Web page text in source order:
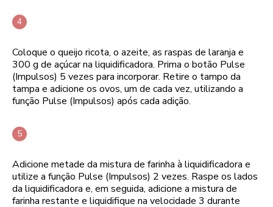
Coloque o queijo ricota, o azeite, as raspas de laranja e
300 g de açúcar na liquidificadora. Prima o botão Pulse
(Impulsos) 5 vezes para incorporar. Retire o tampo da
tampa e adicione os ovos, um de cada vez, utilizando a
função Pulse (Impulsos) após cada adição.
Adicione metade da mistura de farinha à liquidificadora e
utilize a função Pulse (Impulsos) 2 vezes. Raspe os lados
da liquidificadora e, em seguida, adicione a mistura de
farinha restante e liquidifique na velocidade 3 durante